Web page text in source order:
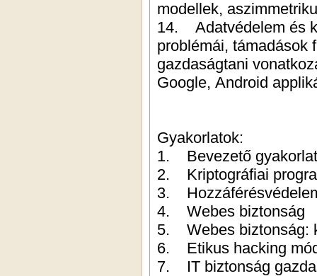
modellek,
14. Adatvédelem és
problémái, támadások
gazdaságtani
Google, Android
Gyakorlatok:
1. Bevezető
2. Kriptográfiai
3.
4. Webes biztonság
5. Webes biztonság:
6. Etikus hacking
7. IT biztonság